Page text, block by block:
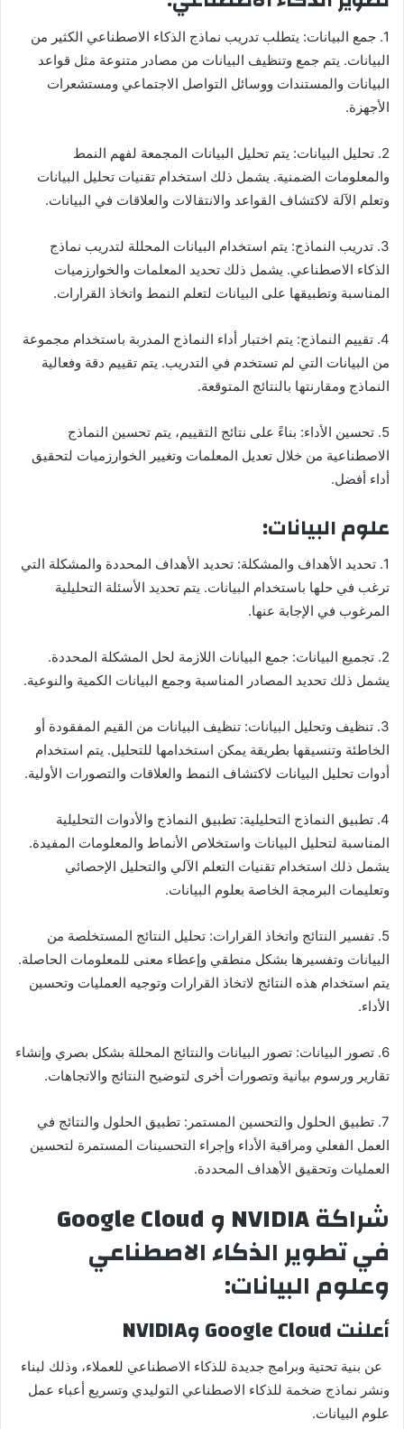
1. جمع البيانات: يتطلب تدريب نماذج الذكاء الاصطناعي الكثير من
البيانات. يتم جمع وتنظيف البيانات من مصادر متنوعة مثل قواعد
البيانات والمستندات ووسائل التواصل الاجتماعي ومستشعرات
الأجهزة.
2. تحليل البيانات: يتم تحليل البيانات المجمعة لفهم النمط
والمعلومات الضمنية. يشمل ذلك استخدام تقنيات تحليل البيانات
وتعلم الآلة لاكتشاف القواعد والانتقالات والعلاقات في البيانات.
3. تدريب النماذج: يتم استخدام البيانات المحللة لتدريب نماذج
الذكاء الاصطناعي. يشمل ذلك تحديد المعلمات والخوارزميات
المناسبة وتطبيقها على البيانات لتعلم النمط واتخاذ القرارات.
4. تقييم النماذج: يتم اختبار أداء النماذج المدربة باستخدام مجموعة
من البيانات التي لم تستخدم في التدريب. يتم تقييم دقة وفعالية
النماذج ومقارنتها بالنتائج المتوقعة.
5. تحسين الأداء: بناءً على نتائج التقييم، يتم تحسين النماذج
الاصطناعية من خلال تعديل المعلمات وتغيير الخوارزميات لتحقيق
أداء أفضل.
علوم البيانات:
1. تحديد الأهداف والمشكلة: تحديد الأهداف المحددة والمشكلة التي
ترغب في حلها باستخدام البيانات. يتم تحديد الأسئلة التحليلية
المرغوب في الإجابة عنها.
2. تجميع البيانات: جمع البيانات اللازمة لحل المشكلة المحددة.
يشمل ذلك تحديد المصادر المناسبة وجمع البيانات الكمية والنوعية.
3. تنظيف وتحليل البيانات: تنظيف البيانات من القيم المفقودة أو
الخاطئة وتنسيقها بطريقة يمكن استخدامها للتحليل. يتم استخدام
أدوات تحليل البيانات لاكتشاف النمط والعلاقات والتصورات الأولية.
4. تطبيق النماذج التحليلية: تطبيق النماذج والأدوات التحليلية
المناسبة لتحليل البيانات واستخلاص الأنماط والمعلومات المفيدة.
يشمل ذلك استخدام تقنيات التعلم الآلي والتحليل الإحصائي
وتعليمات البرمجة الخاصة بعلوم البيانات.
5. تفسير النتائج واتخاذ القرارات: تحليل النتائج المستخلصة من
البيانات وتفسيرها بشكل منطقي وإعطاء معنى للمعلومات الحاصلة.
يتم استخدام هذه النتائج لاتخاذ القرارات وتوجيه العمليات وتحسين
الأداء.
6. تصور البيانات: تصور البيانات والنتائج المحللة بشكل بصري وإنشاء
تقارير ورسوم بيانية وتصورات أخرى لتوضيح النتائج والاتجاهات.
7. تطبيق الحلول والتحسين المستمر: تطبيق الحلول والنتائج في
العمل الفعلي ومراقبة الأداء وإجراء التحسينات المستمرة لتحسين
العمليات وتحقيق الأهداف المحددة.
شراكة NVIDIA و Google Cloud
في تطوير الذكاء الاصطناعي
وعلوم البيانات:
أعلنت Google Cloud وNVIDIA
عن بنية تحتية وبرامج جديدة للذكاء الاصطناعي للعملاء، وذلك لبناء
ونشر نماذج ضخمة للذكاء الاصطناعي التوليدي وتسريع أعباء عمل
علوم البيانات.